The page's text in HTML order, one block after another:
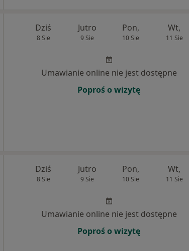
Dziś
8 Sie
Jutro
9 Sie
Pon,
10 Sie
Wt,
11 Sie
Umawianie online nie jest dostępne
Poproś o wizytę
Dziś
8 Sie
Jutro
9 Sie
Pon,
10 Sie
Wt,
11 Sie
Umawianie online nie jest dostępne
Poproś o wizytę